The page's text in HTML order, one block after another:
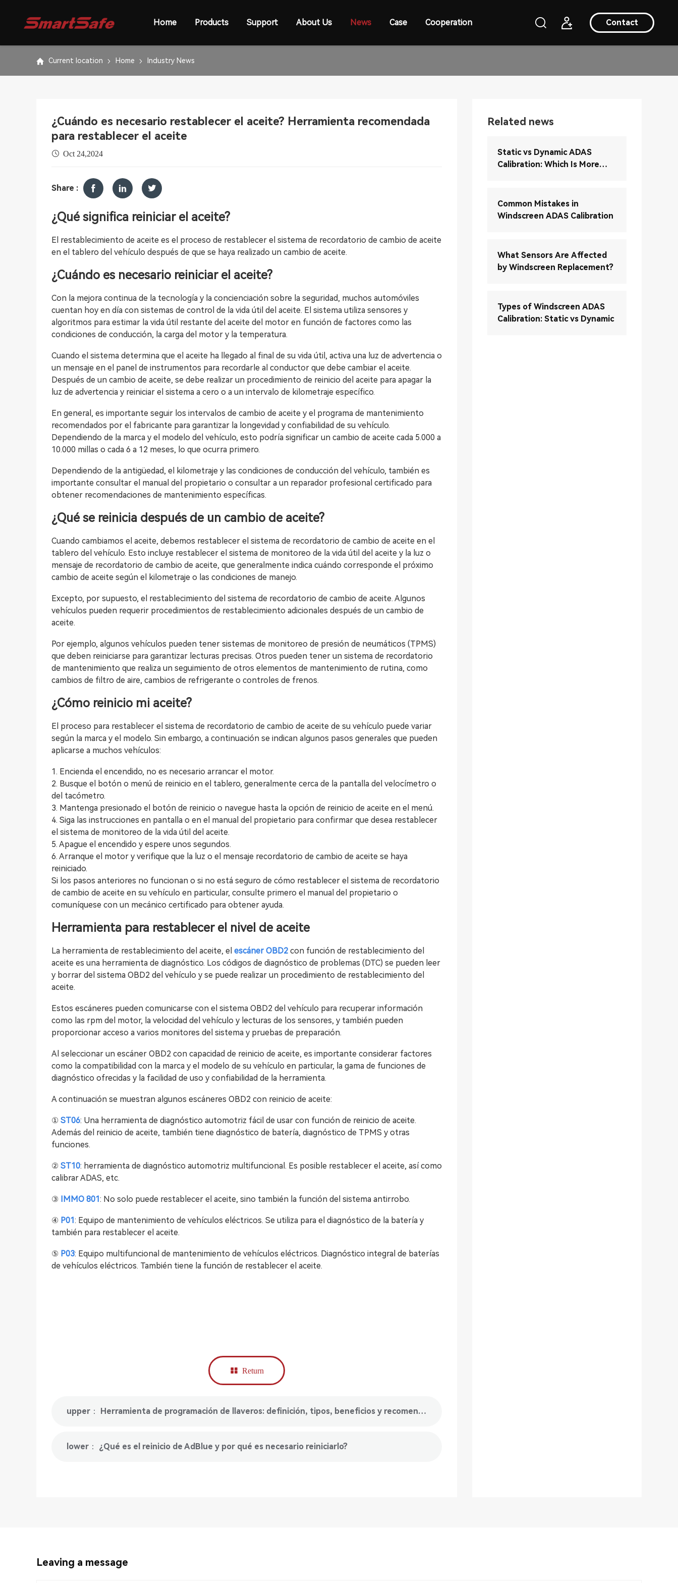
Contact
Home Products Support About Us News Case Cooperation
Current location Home Industry News
¿Cuándo es necesario restablecer el aceite? Herramienta recomendada
para restablecer el aceite
Oct 24,2024
Share :
¿Qué significa reiniciar el aceite?
El restablecimiento de aceite es el proceso de restablecer el sistema de recordatorio de cambio de aceite
en el tablero del vehículo después de que se haya realizado un cambio de aceite.
¿Cuándo es necesario reiniciar el aceite?
Con la mejora continua de la tecnología y la concienciación sobre la seguridad, muchos automóviles
cuentan hoy en día con sistemas de control de la vida útil del aceite. El sistema utiliza sensores y
algoritmos para estimar la vida útil restante del aceite del motor en función de factores como las
condiciones de conducción, la carga del motor y la temperatura.
Cuando el sistema determina que el aceite ha llegado al final de su vida útil, activa una luz de advertencia o
un mensaje en el panel de instrumentos para recordarle al conductor que debe cambiar el aceite.
Después de un cambio de aceite, se debe realizar un procedimiento de reinicio del aceite para apagar la
luz de advertencia y reiniciar el sistema a cero o a un intervalo de kilometraje específico.
En general, es importante seguir los intervalos de cambio de aceite y el programa de mantenimiento
recomendados por el fabricante para garantizar la longevidad y confiabilidad de su vehículo.
Dependiendo de la marca y el modelo del vehículo, esto podría significar un cambio de aceite cada 5.000 a
10.000 millas o cada 6 a 12 meses, lo que ocurra primero.
Dependiendo de la antigüedad, el kilometraje y las condiciones de conducción del vehículo, también es
importante consultar el manual del propietario o consultar a un reparador profesional certificado para
obtener recomendaciones de mantenimiento específicas.
¿Qué se reinicia después de un cambio de aceite?
Cuando cambiamos el aceite, debemos restablecer el sistema de recordatorio de cambio de aceite en el
tablero del vehículo. Esto incluye restablecer el sistema de monitoreo de la vida útil del aceite y la luz o
mensaje de recordatorio de cambio de aceite, que generalmente indica cuándo corresponde el próximo
cambio de aceite según el kilometraje o las condiciones de manejo.
Excepto, por supuesto, el restablecimiento del sistema de recordatorio de cambio de aceite. Algunos
vehículos pueden requerir procedimientos de restablecimiento adicionales después de un cambio de
aceite.
Por ejemplo, algunos vehículos pueden tener sistemas de monitoreo de presión de neumáticos (TPMS)
que deben reiniciarse para garantizar lecturas precisas. Otros pueden tener un sistema de recordatorio
de mantenimiento que realiza un seguimiento de otros elementos de mantenimiento de rutina, como
cambios de filtro de aire, cambios de refrigerante o controles de frenos.
¿Cómo reinicio mi aceite?
El proceso para restablecer el sistema de recordatorio de cambio de aceite de su vehículo puede variar
según la marca y el modelo. Sin embargo, a continuación se indican algunos pasos generales que pueden
aplicarse a muchos vehículos:
1. Encienda el encendido, no es necesario arrancar el motor.
2. Busque el botón o menú de reinicio en el tablero, generalmente cerca de la pantalla del velocímetro o
del tacómetro.
3. Mantenga presionado el botón de reinicio o navegue hasta la opción de reinicio de aceite en el menú.
4. Siga las instrucciones en pantalla o en el manual del propietario para confirmar que desea restablecer
el sistema de monitoreo de la vida útil del aceite.
5. Apague el encendido y espere unos segundos.
6. Arranque el motor y verifique que la luz o el mensaje recordatorio de cambio de aceite se haya
reiniciado.
Si los pasos anteriores no funcionan o si no está seguro de cómo restablecer el sistema de recordatorio
de cambio de aceite en su vehículo en particular, consulte primero el manual del propietario o
comuníquese con un mecánico certificado para obtener ayuda.
Herramienta para restablecer el nivel de aceite
La herramienta de restablecimiento del aceite, el escáner OBD2 con función de restablecimiento del
aceite es una herramienta de diagnóstico. Los códigos de diagnóstico de problemas (DTC) se pueden leer
y borrar del sistema OBD2 del vehículo y se puede realizar un procedimiento de restablecimiento del
aceite.
Estos escáneres pueden comunicarse con el sistema OBD2 del vehículo para recuperar información
como las rpm del motor, la velocidad del vehículo y lecturas de los sensores, y también pueden
proporcionar acceso a varios monitores del sistema y pruebas de preparación.
Al seleccionar un escáner OBD2 con capacidad de reinicio de aceite, es importante considerar factores
como la compatibilidad con la marca y el modelo de su vehículo en particular, la gama de funciones de
diagnóstico ofrecidas y la facilidad de uso y confiabilidad de la herramienta.
A continuación se muestran algunos escáneres OBD2 con reinicio de aceite:
① ST06: Una herramienta de diagnóstico automotriz fácil de usar con función de reinicio de aceite.
Además del reinicio de aceite, también tiene diagnóstico de batería, diagnóstico de TPMS y otras
funciones.
② ST10: herramienta de diagnóstico automotriz multifuncional. Es posible restablecer el aceite, así como
calibrar ADAS, etc.
③ IMMO 801: No solo puede restablecer el aceite, sino también la función del sistema antirrobo.
④ P01: Equipo de mantenimiento de vehículos eléctricos. Se utiliza para el diagnóstico de la batería y
también para restablecer el aceite.
⑤ P03: Equipo multifuncional de mantenimiento de vehículos eléctricos. Diagnóstico integral de baterías
de vehículos eléctricos. También tiene la función de restablecer el aceite.
Return
upper： Herramienta de programación de llaveros: definición, tipos, beneficios y recomendaciones
lower： ¿Qué es el reinicio de AdBlue y por qué es necesario reiniciarlo?
Related news
Static vs Dynamic ADAS
Calibration: Which Is More
Common Mistakes in
Windscreen ADAS Calibration
What Sensors Are Affected
by Windscreen Replacement?
Types of Windscreen ADAS
Calibration: Static vs Dynamic
Leaving a message